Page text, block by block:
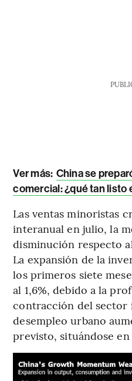
Ver más: China se
comercial: ¿qué tan listo
Las ventas minoristas
interanual en julio, la
disminución respecto
La expansión de la
los primeros siete
al 1,6%, debido a la
contracción del sector
desempleo urbano
previsto, situándose en